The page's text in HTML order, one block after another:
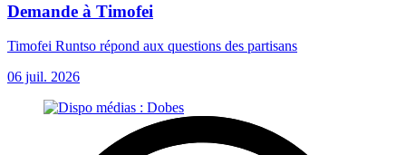
Demande à Timofei
Timofei Runtso répond aux questions des partisans
06 juil. 2026